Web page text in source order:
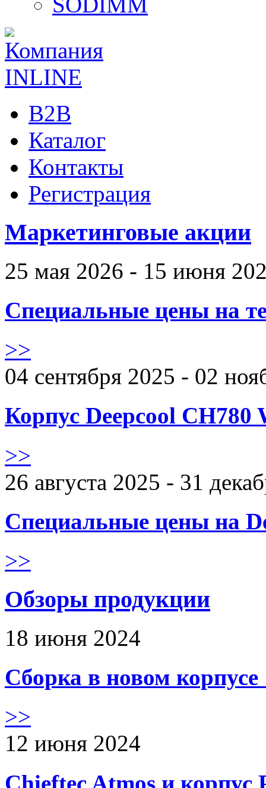
B2B
Каталог
Контакты
Регистрация
Маркетинговые акции
25 мая 2026 - 15 июня
Специальные цены на
>>
04 сентября 2025 - 02
Корпус Deepcool CH780
>>
26 августа 2025 - 31
Специальные цены на
>>
Обзоры продукции
18 июня 2024
Сборка в новом
>>
12 июня 2024
Chieftec Atmos и корпус